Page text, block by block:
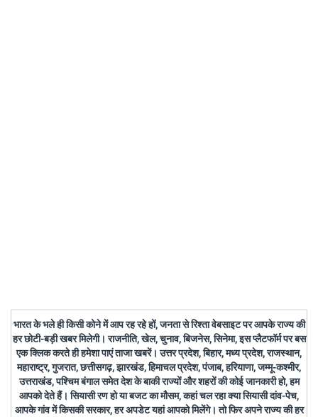
भारत के भले ही किसी कोने में आप रह रहे हों, जनता से रिश्ता वेबसाइट पर आपके राज्य की
हर छोटी-बड़ी खबर मिलेगी। राजनीति, खेल, चुनाव, बिजनेस, सिनेमा, इस प्लैटफॉर्म पर बस
एक क्लिक करते ही हमेशा पाएं ताजा खबरें। उत्तर प्रदेश, बिहार, मध्य प्रदेश, राजस्थान,
महाराष्ट्र, गुजरात, छत्तीसगढ़, झारखंड, हिमाचल प्रदेश, पंजाब, हरियाणा, जम्मू-कश्मीर,
उत्तराखंड, पश्चिम बंगाल समेत देश के बाकी राज्यों और शहरों की कोई जानकारी हो, हम
आपको देते हैं। सियासी रण हो या बजट का मौसम, कहां चल रहा क्या सियासी दांव-पेच,
आपके गांव में किसकी सरकार, हर अपडेट यहां आपको मिलेंगे। तो फिर अपने राज्य की हर